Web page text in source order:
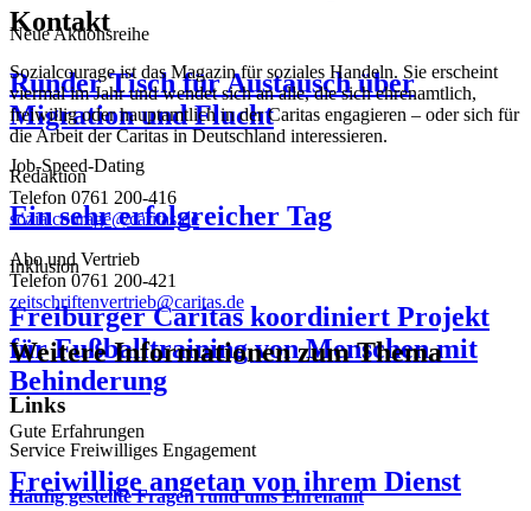
Neue Aktionsreihe
Runder Tisch für Austausch über
Migration und Flucht
Job-Speed-Dating
Ein sehr erfolgreicher Tag
Inklusion
Freiburger Caritas koordiniert Projekt
für Fußballtraining von Menschen mit
Behinderung
Gute Erfahrungen
Freiwillige angetan von ihrem Dienst
Kontakt
Sozialcourage ist das Magazin für soziales Handeln. Sie erscheint
viermal im Jahr und wendet sich an alle, die sich ehrenamtlich,
freiwillig oder hauptamtlich in der Caritas engagieren – oder sich für
die Arbeit der Caritas in Deutschland interessieren.
Redaktion
Telefon 0761 200-416
sozialcourage@caritas.de
Abo und Vertrieb
Telefon 0761 200-421
zeitschriftenvertrieb@caritas.de
Weitere Informationen zum Thema
Links
Service Freiwilliges Engagement
Häufig gestellte Fragen rund ums Ehrenamt